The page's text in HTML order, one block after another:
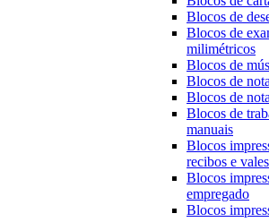
Blocos de
Blocos de
milimétricos
Blocos de
Blocos de
Blocos de
Blocos de
manuais
Blocos
recibos e vales
Blocos
empregado
Blocos